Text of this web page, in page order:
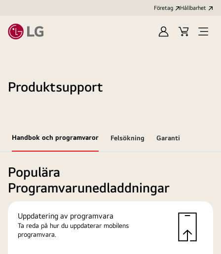
Företag Hållbarhet
LoggaKundvagn
Produktsupport
Handbok och programvaror Felsökning Garanti
Populära
Programvarunedladdningar
Uppdatering av programvara
Ta reda på hur du uppdaterar mobilens
programvara.